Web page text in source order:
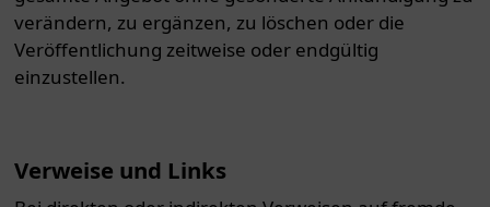
verändern, zu ergänzen, zu löschen oder die
Veröffentlichung zeitweise oder endgültig
einzustellen.
Verweise und Links